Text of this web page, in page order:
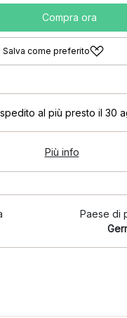
Compra ora
Salva come preferito
spedito al più presto il 30
Più info
Paese di